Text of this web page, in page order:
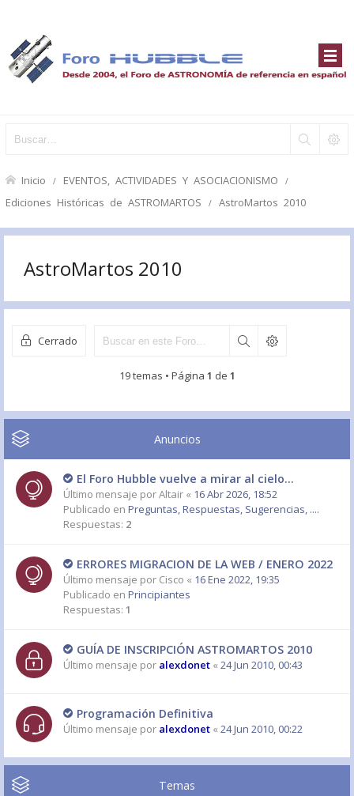
Inicio EVENTOS, ACTIVIDADES Y ASOCIACIONISMO
Ediciones Históricas de ASTROMARTOS AstroMartos 2010
AstroMartos 2010
Cerrado
19 temas • Página 1 de 1
Anuncios
El Foro Hubble vuelve a mirar al cielo...
Último mensaje porAltair « 16 Abr 2026, 18:52
Publicado en Preguntas, Respuestas, Sugerencias, ....
Respuestas: 2
ERRORES MIGRACION DE LA WEB / ENERO 2022
Último mensaje por Cisco « 16 Ene 2022, 19:35
Publicado en Principiantes
Respuestas: 1
GUÍA DE INSCRIPCIÓN ASTROMARTOS 2010
Último mensaje por alexdonet « 24 Jun 2010, 00:43
Programación Definitiva
Último mensaje por alexdonet « 24 Jun 2010, 00:22
Temas